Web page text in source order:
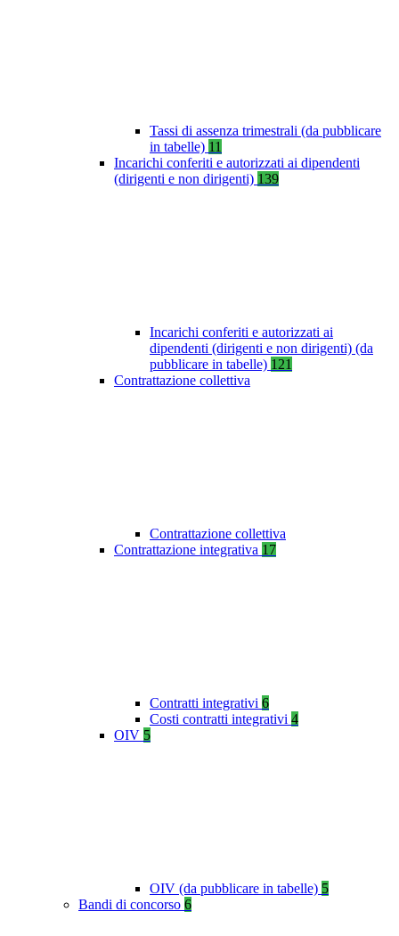
Tassi di assenza trimestrali (da pubblicare
in tabelle) 11
Incarichi conferiti e autorizzati ai dipendenti
(dirigenti e non dirigenti) 139
Incarichi conferiti e autorizzati ai
dipendenti (dirigenti e non dirigenti) (da
pubblicare in tabelle) 121
Contrattazione collettiva
Contrattazione collettiva
Contrattazione integrativa 17
Contratti integrativi 6
Costi contratti integrativi 4
OIV 5
OIV (da pubblicare in tabelle) 5
Bandi di concorso 6